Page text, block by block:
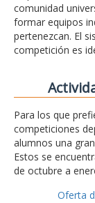
comunidad
formar equipos
pertenezcan. El
competición es
Para los que
competiciones
alumnos una
Estos se
de octubre a
Oferta